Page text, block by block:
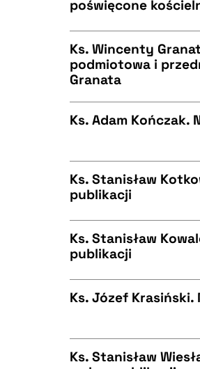
BIBTEX
BIBTEX
poświęcone
BIBTEX
Ks. Wincenty
podmiotowa i
Granata
BIBTEX
Ks. Adam
BIBTEX
Ks. Stanisław
publikacji
BIBTEX
Ks. Stanisław
publikacji
Ks. Józef
Ks. Stanisław